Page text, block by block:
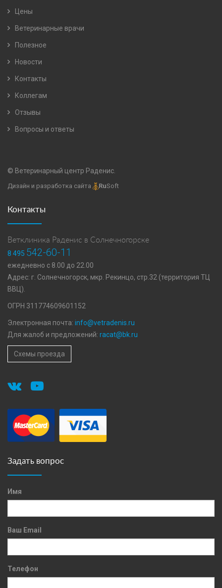
Цены
Ветеринарные врачи
Полезное
Новости
Контакты
Коллегам
Отзывы
Вопросы и ответы
© Ветеринарный центр Раденис.
Дизайн и разработка сайта RuSoft
Контакты
Ветклиника Раденис в Солнечногорске
8 495 542-60-11
ежедневно с 8.00 до 22.00
Адрес: г. Солнечногорск, мкр. Рекинцо, стр.32 (территория ТЦ
ВВЦ).
ОГРН 311774609601152
Электронная почта: info@vetradenis.ru
Для жалоб и предложений: racat@bk.ru
Схемы проезда
Задать вопрос
Имя
Ваш Email
Телефон